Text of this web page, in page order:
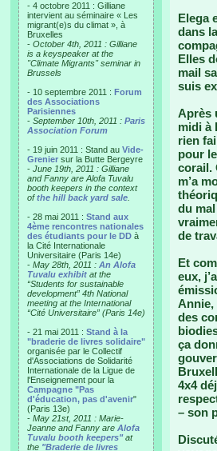
- 4 octobre 2011 : Gilliane
intervient au séminaire « Les
migrant(e)s du climat », à
Bruxelles
- October 4th, 2011 : Gilliane
is a keyspeaker at the
"Climate Migrants" seminar in
Brussels
- 10 septembre 2011 : Forum
des Associations
Parisiennes
- September 10th, 2011 : Paris
Association Forum
- 19 juin 2011 : Stand au Vide-
Grenier sur la Butte Bergeyre
- June 19th, 2011 : Gilliane
and Fanny are Alofa Tuvalu
booth keepers in the context
ofthe hill back yard sale
- 28 mai 2011 : Stand aux
4ème rencontres nationales
des étudiants pour le DD à
la Cité Internationale
Universitaire (Paris 14e)
- May 28th, 2011 : An Alofa
Tuvalu exhibit at the
“Students for sustainable
development” 4th National
meeting at the International
“Cité Universitaire” (Paris 14e)
- 21 mai 2011 : Stand à la
"braderie de livres solidaire"
organisée par le Collectif
d'Associations de Solidarité
Internationale de la Ligue de
l'Enseignement pour la
Campagne "Pas
d'éducation, pas d'avenir"
(Paris 13e)
- May 21st, 2011 : Marie-
Jeanne and Fanny are Alofa
Tuvalu booth keepers"at
the "Braderie de livres
Elega
dans
Elles
mail
suis
Après
midi à
rien
pour
corail.
m’a
du
de
Et
eux,
Annie,
des
ça
4x4
– son